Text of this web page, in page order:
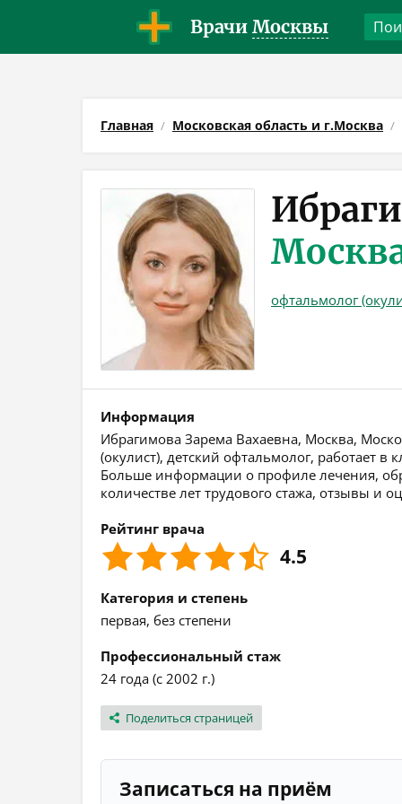
Врачи Москвы
Главная Московская область и г.Москва
офтальмолог
Информация
Ибрагимова Зарема Вахаевна, Москва,
(окулист), детский офтальмолог, работает
Больше информации о профиле лечения,
количестве лет трудового стажа, отзывы и
Рейтинг врача
4.5
Категория и степень
первая, без степени
Профессиональный стаж
24 года (с 2002 г.)
Поделиться страницей
Записаться на приём